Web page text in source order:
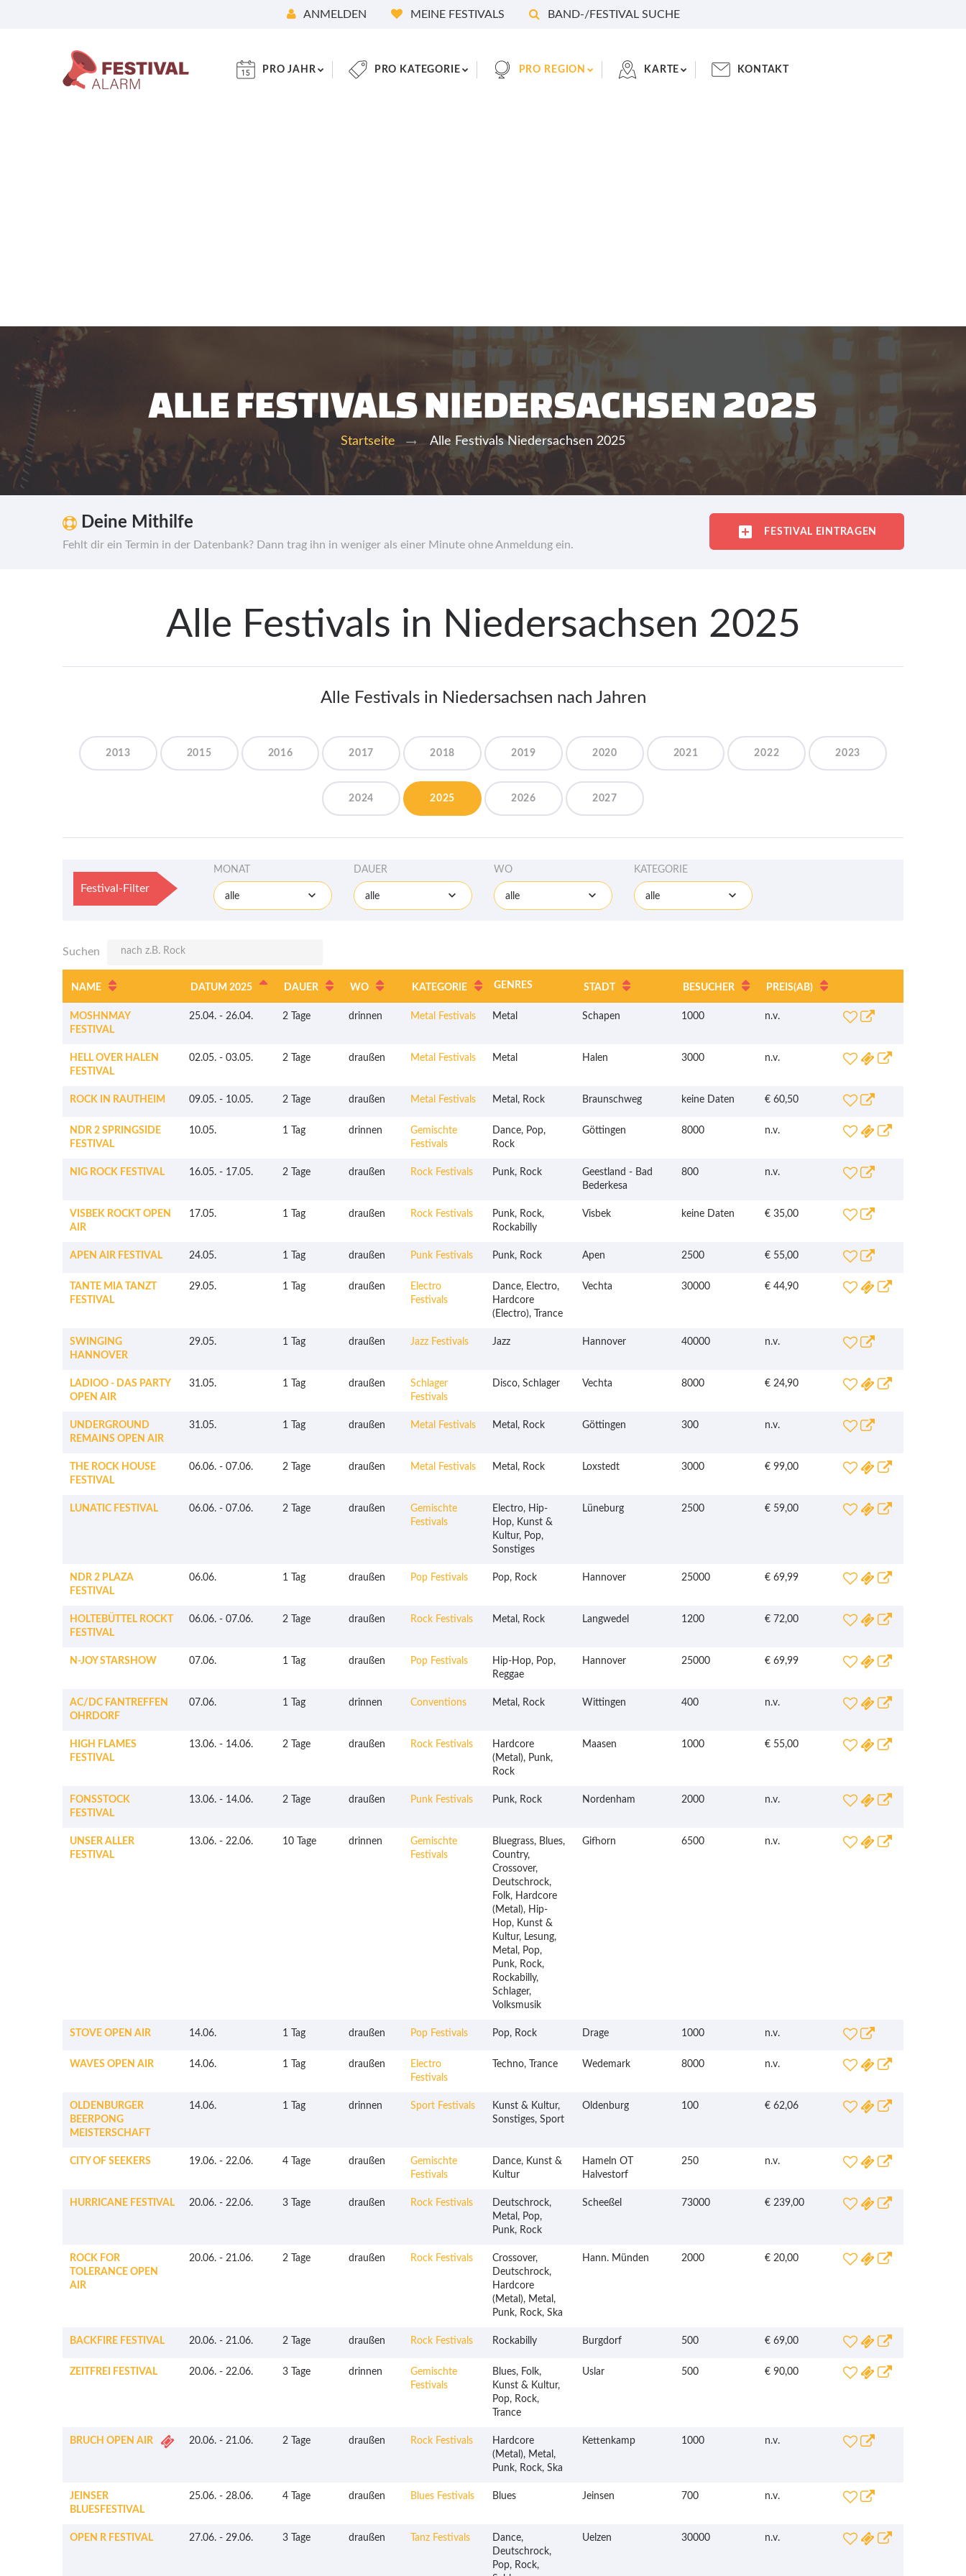
ANMELDEN MEINE FESTIVALS BAND-/FESTIVAL SUCHE
PRO JAHR PRO KATEGORIE PRO REGION KARTE KONTAKT
ALLE FESTIVALS NIEDERSACHSEN 2025
Startseite Alle Festivals Niedersachsen 2025
Deine Mithilfe
Fehlt dir ein Termin in der Datenbank? Dann trag ihn in weniger als einer Minute ohne Anmeldung ein.
FESTIVAL EINTRAGEN
Alle Festivals in Niedersachsen 2025
Alle Festivals in Niedersachsen nach Jahren
2013 2015 2016 2017 2018 2019 2020 2021 2022 2023
2024 2025 2026 2027
Festival-Filter
MONAT
alle
DAUER
alle
WO
alle
KATEGORIE
alle
Suchen
NAME DATUM 2025 DAUER WO KATEGORIE GENRES STADT BESUCHER PREIS(AB)
MOSHNMAY
FESTIVAL
25.04. - 26.04. 2 Tage drinnen Metal Festivals Metal Schapen 1000 n.v.
HELL OVER HALEN
FESTIVAL
02.05. - 03.05. 2 Tage draußen Metal Festivals Metal Halen 3000 n.v.
ROCK IN RAUTHEIM 09.05. - 10.05. 2 Tage draußen Metal Festivals Metal, Rock Braunschweg keine Daten € 60,50
NDR 2 SPRINGSIDE
FESTIVAL
10.05. 1 Tag drinnen
Gemischte
Festivals
Dance, Pop,
Rock
Göttingen 8000 n.v.
NIG ROCK FESTIVAL 16.05. - 17.05. 2 Tage draußen Rock Festivals Punk, Rock
Geestland - Bad
Bederkesa
800 n.v.
VISBEK ROCKT OPEN
AIR
17.05. 1 Tag draußen Rock Festivals
Punk, Rock,
Rockabilly
Visbek keine Daten € 35,00
APEN AIR FESTIVAL 24.05. 1 Tag draußen Punk Festivals Punk, Rock Apen 2500 € 55,00
TANTE MIA TANZT
FESTIVAL
29.05. 1 Tag draußen
Electro
Festivals
Dance, Electro,
Hardcore
(Electro), Trance
Vechta 30000 € 44,90
SWINGING
HANNOVER
29.05. 1 Tag draußen Jazz Festivals Jazz Hannover 40000 n.v.
LADIOO - DAS PARTY
OPEN AIR
31.05. 1 Tag draußen
Schlager
Festivals
Disco, Schlager Vechta 8000 € 24,90
UNDERGROUND
REMAINS OPEN AIR
31.05. 1 Tag draußen Metal Festivals Metal, Rock Göttingen 300 n.v.
THE ROCK HOUSE
FESTIVAL
06.06. - 07.06. 2 Tage draußen Metal Festivals Metal, Rock Loxstedt 3000 € 99,00
LUNATIC FESTIVAL 06.06. - 07.06. 2 Tage draußen
Gemischte
Festivals
Electro, Hip-
Hop, Kunst &
Kultur, Pop,
Sonstiges
Lüneburg 2500 € 59,00
NDR 2 PLAZA
FESTIVAL
06.06. 1 Tag draußen Pop Festivals Pop, Rock Hannover 25000 € 69,99
HOLTEBÜTTEL ROCKT
FESTIVAL
06.06. - 07.06. 2 Tage draußen Rock Festivals Metal, Rock Langwedel 1200 € 72,00
N-JOY STARSHOW 07.06. 1 Tag draußen Pop Festivals
Hip-Hop, Pop,
Reggae
Hannover 25000 € 69,99
AC/DC FANTREFFEN
OHRDORF
07.06. 1 Tag drinnen Conventions Metal, Rock Wittingen 400 n.v.
HIGH FLAMES
FESTIVAL
13.06. - 14.06. 2 Tage draußen Rock Festivals
Hardcore
(Metal), Punk,
Rock
Maasen 1000 € 55,00
FONSSTOCK
FESTIVAL
13.06. - 14.06. 2 Tage draußen Punk Festivals Punk, Rock Nordenham 2000 n.v.
UNSER ALLER
FESTIVAL
13.06. - 22.06. 10 Tage drinnen
Gemischte
Festivals
Bluegrass, Blues,
Country,
Crossover,
Deutschrock,
Folk, Hardcore
(Metal), Hip-
Hop, Kunst &
Kultur, Lesung,
Metal, Pop,
Punk, Rock,
Rockabilly,
Schlager,
Volksmusik
Gifhorn 6500 n.v.
STOVE OPEN AIR 14.06. 1 Tag draußen Pop Festivals Pop, Rock Drage 1000 n.v.
WAVES OPEN AIR 14.06. 1 Tag draußen
Electro
Festivals
Techno, Trance Wedemark 8000 n.v.
OLDENBURGER
BEERPONG
MEISTERSCHAFT
14.06. 1 Tag drinnen Sport Festivals
Kunst & Kultur,
Sonstiges, Sport
Oldenburg 100 € 62,06
CITY OF SEEKERS 19.06. - 22.06. 4 Tage draußen
Gemischte
Festivals
Dance, Kunst &
Kultur
Hameln OT
Halvestorf
250 n.v.
HURRICANE FESTIVAL 20.06. - 22.06. 3 Tage draußen Rock Festivals
Deutschrock,
Metal, Pop,
Punk, Rock
Scheeßel 73000 € 239,00
ROCK FOR
TOLERANCE OPEN
AIR
20.06. - 21.06. 2 Tage draußen Rock Festivals
Crossover,
Deutschrock,
Hardcore
(Metal), Metal,
Punk, Rock, Ska
Hann. Münden 2000 € 20,00
BACKFIRE FESTIVAL 20.06. - 21.06. 2 Tage draußen Rock Festivals Rockabilly Burgdorf 500 € 69,00
ZEITFREI FESTIVAL 20.06. - 22.06. 3 Tage drinnen
Gemischte
Festivals
Blues, Folk,
Kunst & Kultur,
Pop, Rock,
Trance
Uslar 500 € 90,00
BRUCH OPEN AIR 20.06. - 21.06. 2 Tage draußen Rock Festivals
Hardcore
(Metal), Metal,
Punk, Rock, Ska
Kettenkamp 1000 n.v.
JEINSER
BLUESFESTIVAL
25.06. - 28.06. 4 Tage draußen Blues Festivals Blues Jeinsen 700 n.v.
OPEN R FESTIVAL 27.06. - 29.06. 3 Tage draußen Tanz Festivals
Dance,
Deutschrock,
Pop, Rock,
Uelzen 30000 n.v.